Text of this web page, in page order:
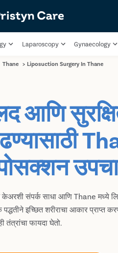
Laparoscopy Gynaecology
Thane > Liposuction Surgery In Thane
आणि
केअरशी संपर्क साधा आणि Thane मध्ये
इच्छित शरीराचा आकार प्राप्त
तंत्रांचा फायदा घेतो.